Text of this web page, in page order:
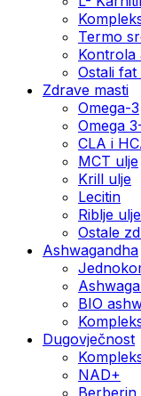
Termo
Kontrola
Ostali
Zdrave masti
Omega-3
Omega
CLA i
MCT ulje
Krill ulje
Lecitin
Riblje ulje
Ostale
Ashwagandha
BIO
Dugovječnost
NAD+
Berberin